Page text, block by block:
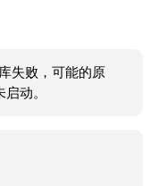
失败，可能的原
动。